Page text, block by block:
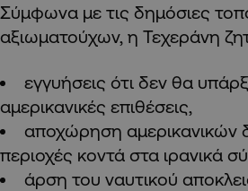
Σύμφωνα με τις δημόσιες
αξιωματούχων, η Τεχεράνη
εγγυήσεις ότι δεν θα
αμερικανικές επιθέσεις,
αποχώρηση αμερικανικών
περιοχές κοντά στα ιρανικά
άρση του ναυτικού